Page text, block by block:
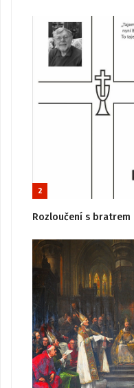
2
Rozloučení s bratrem